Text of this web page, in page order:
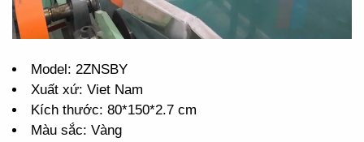
Model: 2ZNSBY
Xuất xứ: Viet Nam
Kích thước: 80*150*2.7 cm
Màu sắc: Vàng